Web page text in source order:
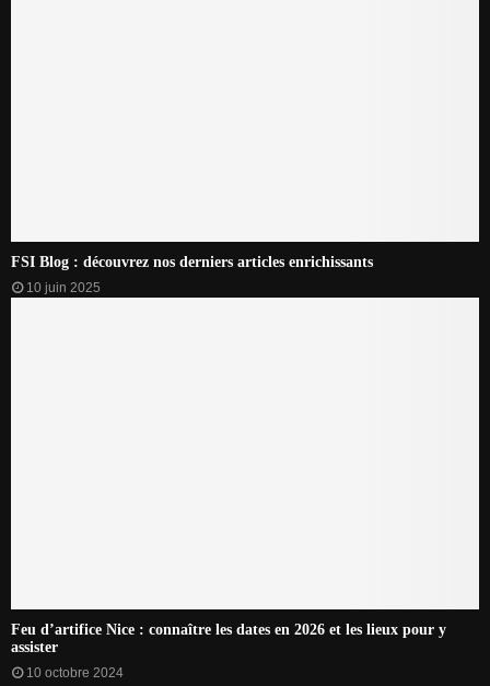
FSI Blog : découvrez nos derniers articles enrichissants
10 juin 2025
Feu d’artifice Nice : connaître les dates en 2026 et les lieux pour y
assister
10 octobre 2024